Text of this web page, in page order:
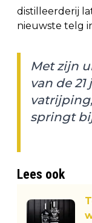
distilleerderij
nieuwste telg
Met zijn
van de
springt
Lees ook